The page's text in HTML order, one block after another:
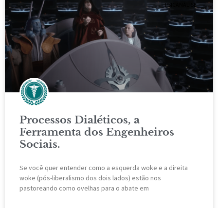
PSICANÁLISE
Processos Dialéticos, a
Ferramenta dos Engenheiros
Sociais.
Se você quer entender como a esquerda woke e a direita
woke (pós-liberalismo dos dois lados) estão nos
pastoreando como ovelhas para o abate em